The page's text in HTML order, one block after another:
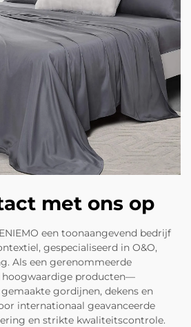
met ons op
een toonaangevend bedrijf
gespecialiseerd in O&O,
Als een gerenommeerde
hoogwaardige producten—
gordijnen, dekens en
internationaal geavanceerde
en strikte kwaliteitscontrole.